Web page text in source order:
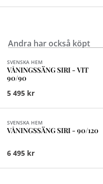
Andra har också köpt
SVENSKA HEM
VÅNINGSSÄNG SIRI - VIT
90/90
5 495 kr
SVENSKA HEM
VÅNINGSSÄNG SIRI - 90/120
6 495 kr